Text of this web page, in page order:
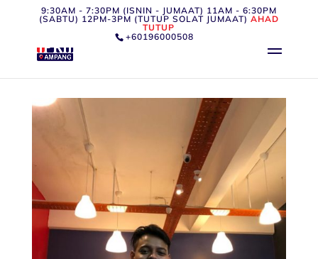
9:30AM - 7:30PM (ISNIN - JUMAAT) 11AM - 6:30PM
(SABTU) 12PM-3PM (TUTUP SOLAT JUMAAT) AHAD
TUTUP
+60196000508